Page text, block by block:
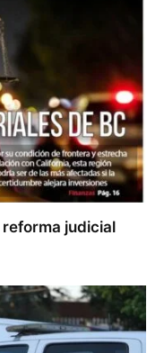
judicial